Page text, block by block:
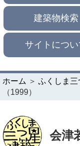
建築物検索
サイトについ
ホーム ＞ ふくしま三
（1999）
会津